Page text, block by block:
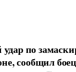
по
сообщил